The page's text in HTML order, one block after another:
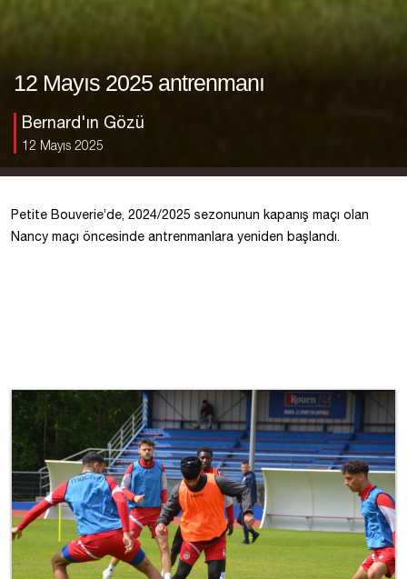
12 Mayıs 2025 antrenmanı
Bernard'ın Gözü
12 Mayıs 2025
Petite Bouverie’de, 2024/2025 sezonunun kapanış maçı olan
Nancy maçı öncesinde antrenmanlara yeniden başlandı.